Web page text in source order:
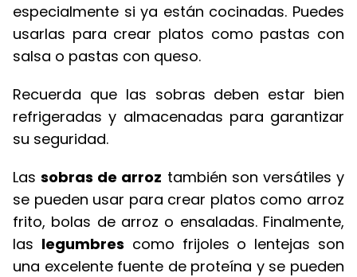
especialmente si ya están cocinadas. Puedes
usarlas para crear platos como pastas con
salsa o pastas con queso.
Recuerda que las sobras deben estar bien
refrigeradas y almacenadas para garantizar
su seguridad.
Lassobras de arroz también son versátiles y
se pueden usar para crear platos como arroz
frito, bolas de arroz o ensaladas. Finalmente,
las legumbres como frijoles o lentejas son
una excelente fuente de proteína y se pueden